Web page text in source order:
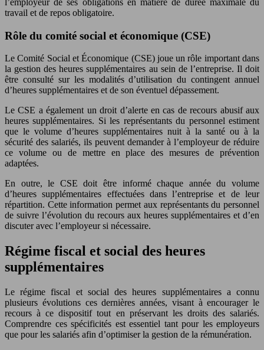
l’employeur de ses obligations en matière de durée maximale du
travail et de repos obligatoire.
Rôle du comité social et économique (CSE)
Le Comité Social et Économique (CSE) joue un rôle important dans
la gestion des heures supplémentaires au sein de l’entreprise. Il doit
être consulté sur les modalités d’utilisation du contingent annuel
d’heures supplémentaires et de son éventuel dépassement.
Le CSE a également un droit d’alerte en cas de recours abusif aux
heures supplémentaires. Si les représentants du personnel estiment
que le volume d’heures supplémentaires nuit à la santé ou à la
sécurité des salariés, ils peuvent demander à l’employeur de réduire
ce volume ou de mettre en place des mesures de prévention
adaptées.
En outre, le CSE doit être informé chaque année du volume
d’heures supplémentaires effectuées dans l’entreprise et de leur
répartition. Cette information permet aux représentants du personnel
de suivre l’évolution du recours aux heures supplémentaires et d’en
discuter avec l’employeur si nécessaire.
Régime fiscal et social des heures
supplémentaires
Le régime fiscal et social des heures supplémentaires a connu
plusieurs évolutions ces dernières années, visant à encourager le
recours à ce dispositif tout en préservant les droits des salariés.
Comprendre ces spécificités est essentiel tant pour les employeurs
que pour les salariés afin d’optimiser la gestion de la rémunération.